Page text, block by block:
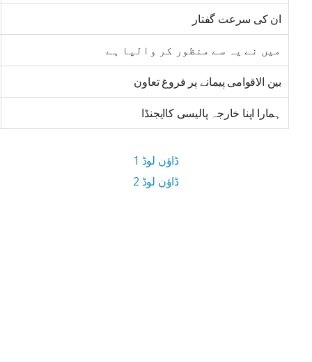
ان کی سرعت گفتار
میں نے یہ سے منظور کر والیا ہے
بین الاقوامی پیمانے پر فروغ تعاون
ہمارا اپنا خارجہ پالیسی کاایجنڈا
ڈاؤن لوڈ 1
ڈاؤن لوڈ 2